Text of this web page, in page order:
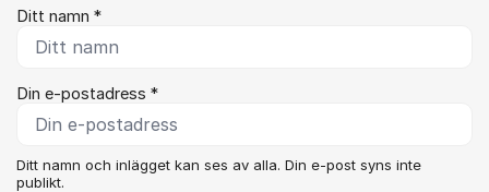
Ditt namn *
Din e-postadress *
Ditt namn och inlägget kan ses av alla. Din e-post syns inte
publikt.